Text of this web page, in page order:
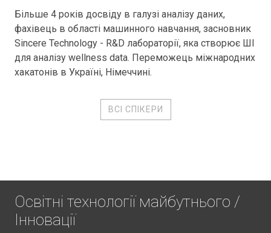
Більше 4 років досвіду в галузі аналізу даних,
фахівець в області машинного навчання, засновник
Sincere Technology - R&D лабораторії, яка створює ШІ
для аналізу wellness data. Переможець міжнародних
хакатонів в Україні, Німеччині.
ВСІ СПІКЕРИ
Освітні технології майбутнього /
Інновації